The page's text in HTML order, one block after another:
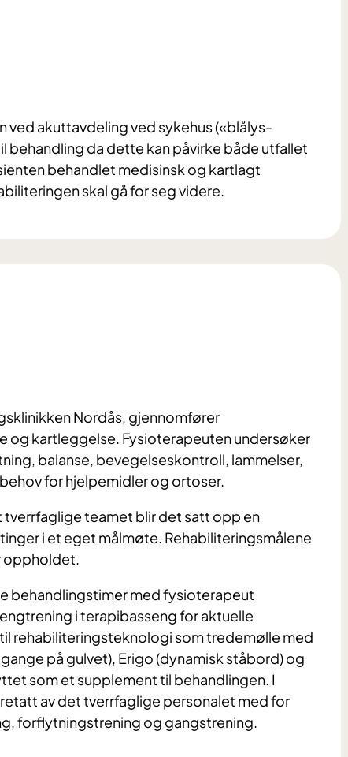
ved akuttavdeling ved sykehus («blålys-
behandling da dette kan påvirke både utfallet
behandlet medisinsk og kartlagt
skal gå for seg videre.
Nordås, gjennomfører
og kartleggelse. Fysioterapeuten undersøker
balanse, bevegelseskontroll, lammelser,
for hjelpemidler og ortoser.
teamet blir det satt opp en
i et eget målmøte. Rehabiliteringsmålene
oppholdet.
behandlingstimer med fysioterapeut
i terapibasseng for aktuelle
rehabiliteringsteknologi som tredemølle med
på gulvet), Erigo (dynamisk ståbord) og
som et supplement til behandlingen. I
av det tverrfaglige personalet med for
forflytningstrening og gangstrening.